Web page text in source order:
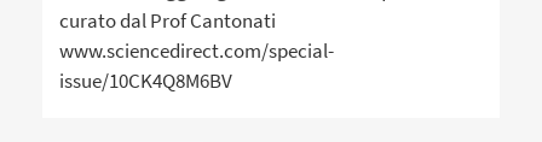
curato dal Prof Cantonati
www.sciencedirect.com/special-
issue/10CK4Q8M6BV